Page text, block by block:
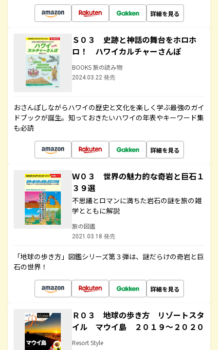
詳細を見る
Ｓ０３ 史跡と神話の舞台をホロホ
ロ！ ハワイカルチャーさんぽ
BOOKS 旅の読み物
2024.03.22 発売
おさんぽしながらハワイの歴史と文化を楽しく学ぶ最強のガイ
ドブックが誕生。知っておきたいハワイの年表やキーワード集
も必読
詳細を見る
Ｗ０３ 世界の魅力的な奇岩と巨石１
３９選
不思議とロマンに満ちた岩石の謎を旅の雑
学とともに解説
旅の図鑑
2021.03.18 発売
「地球の歩き方」図鑑シリーズ第３弾は、謎だらけの奇岩と巨
石の世界！
詳細を見る
Ｒ０３ 地球の歩き方 リゾートスタ
イル マウイ島 ２０１９～２０２０
Resort Style